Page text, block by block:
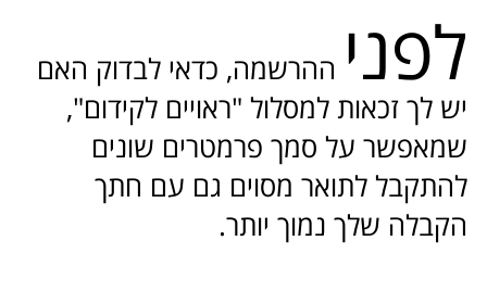
לפני ההרשמה, כדאי לבדוק האם
יש לך זכאות למסלול "ראויים לקידום",
שמאפשר על סמך פרמטרים שונים
להתקבל לתואר מסוים גם עם חתך
הקבלה שלך נמוך יותר.